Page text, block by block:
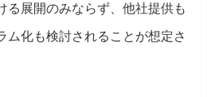
る展開のみならず、他社提供も
ム化も検討されることが想定さ